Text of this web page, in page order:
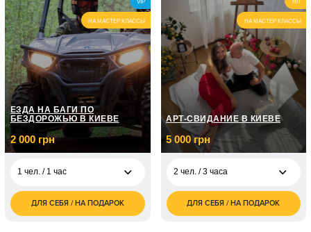
1 чел. / 45-60
минут\5 занятий
2 700
грн
НА МАСТЕР КЛАССЫ
ЕЗДА НА БАГИ ПО
БЕЗДОРОЖЬЮ В КИЕВЕ
2 000 грн
1 чел. / 1 час
2 000
грн
ДЛЯ СЕБЯ / НА ПОДАРОК
НА МАСТЕР КЛАССЫ
АРТ-СВИДАНИЕ В КИЕВЕ
5 000 грн
2 чел. / 3 часа
5 000
грн
ДЛЯ СЕБЯ / НА ПОДАРОК